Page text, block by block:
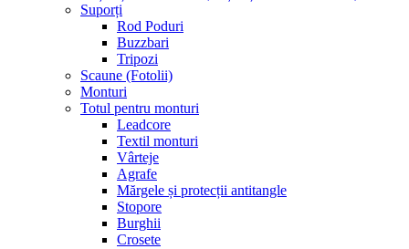
Suporți
Rod Poduri
Buzzbari
Tripozi
Scaune (Fotolii)
Monturi
Totul pentru monturi
Leadcore
Textil monturi
Vârteje
Agrafe
Mărgele și protecții antitangle
Stopore
Burghii
Crosete